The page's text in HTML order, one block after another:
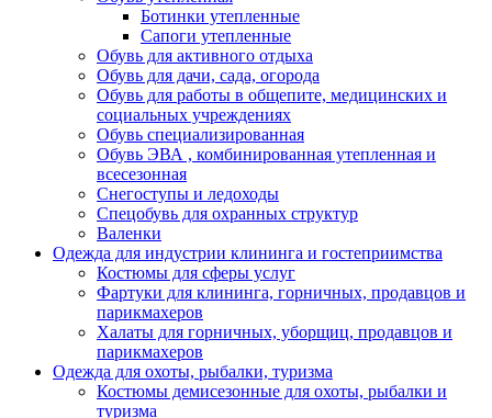
Ботинки утепленные
Сапоги утепленные
Обувь для активного отдыха
Обувь для дачи, сада, огорода
Обувь для работы в общепите, медицинских и
социальных учреждениях
Обувь специализированная
Обувь ЭВА , комбинированная утепленная и
всесезонная
Снегоступы и ледоходы
Спецобувь для охранных структур
Валенки
Одежда для индустрии клининга и гостеприимства
Костюмы для сферы услуг
Фартуки для клининга, горничных, продавцов и
парикмахеров
Халаты для горничных, уборщиц, продавцов и
парикмахеров
Одежда для охоты, рыбалки, туризма
Костюмы демисезонные для охоты, рыбалки и
туризма